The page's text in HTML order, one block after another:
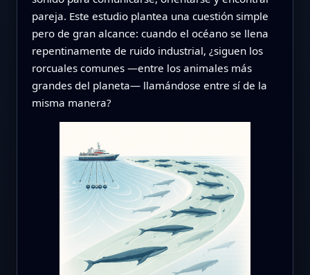
pareja. Este estudio plantea una cuestión simple
pero de gran alcance: cuando el océano se llena
repentinamente de ruido industrial, ¿siguen los
rorcuales comunes —entre los animales más
grandes del planeta— llamándose entre sí de la
misma manera?